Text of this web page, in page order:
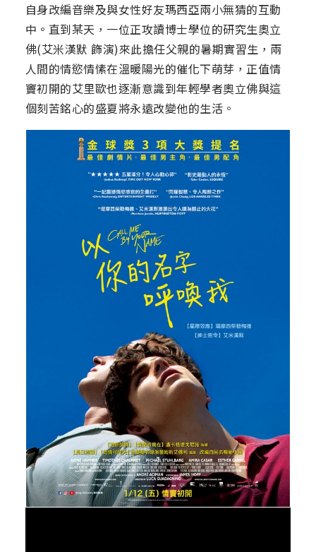
自身改編音樂及與女性好友瑪西亞兩小無猜的互動
中。直到某天，一位正攻讀博士學位的研究生奧立
佛(艾米漢默 飾演)來此擔任父親的暑期實習生，兩
人間的情慾情愫在溫暖陽光的催化下萌芽，正值情
竇初開的艾里歐也逐漸意識到年輕學者奧立佛與這
個刻苦銘心的盛夏將永遠改變他的生活。